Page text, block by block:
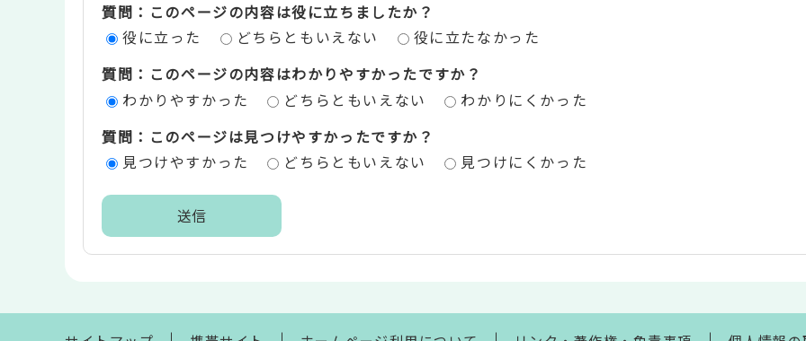
ン
評
エ
質問：このページの内容は役に立ちましたか？
役に立った
どちらともいえない
役に立たなかった
質問：このページの内容はわかりやすかったですか？
わかりやすかった
どちらともいえない
わかりにくかった
質問：このページは見つけやすかったですか？
見つけやすかった
どちらともいえない 見つけにくかった
ま